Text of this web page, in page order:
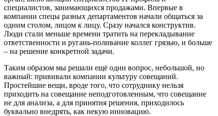
специалистов, занимающихся продажами. Впервые в
компании спецы разных департаментов начали общаться за
одним столом, лицом к лицу. Сразу начался конструктив.
Люди стали меньше времени тратить на перекладывание
ответственности и ругань-поливание коллег грязью, и больше
– на решение конкретной задачи.
Таким образом мы решали ещё один вопрос, небольшой, но
важный: прививали компании культуру совещаний.
Простейшие вещи, вроде того, что сотруднику нельзя
приходить на совещание неподготовленным, что совещание
не для анализа, а для принятия решения, приходилось
буквально внедрять, как некую инновацию.